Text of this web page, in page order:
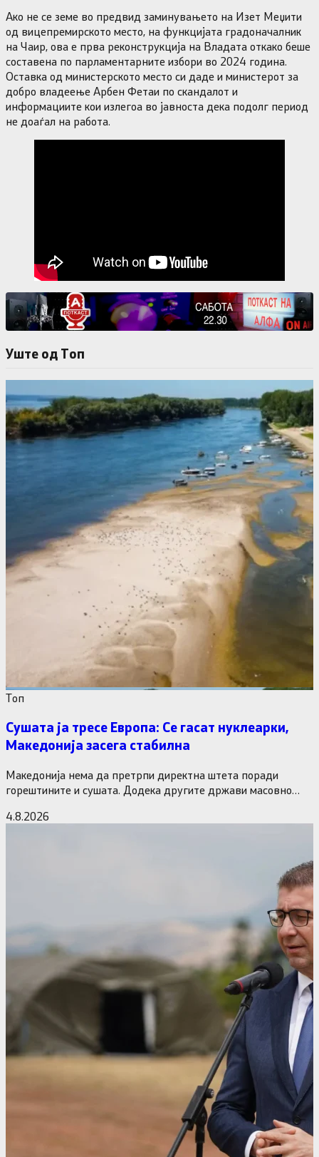
Ако не се земе во предвид заминувањето на Изет Меџити
од вицепремирското место, на функцијата градоначалник
на Чаир, ова е прва реконструкција на Владата откако беше
составена по парламентарните избори во 2024 година.
Оставка од министерското место си даде и министерот за
добро владеење Арбен Фетаи по скандалот и
информациите кои излегоа во јавноста дека подолг период
не доаѓал на работа.
Уште од Tоп
Tоп
Сушата ја тресе Европа: Се гасат нуклеарки,
Македонија засега стабилна
Македонија нема да претрпи директна штета поради
горештините и сушата. Додека другите држави масовно
4.8.2026